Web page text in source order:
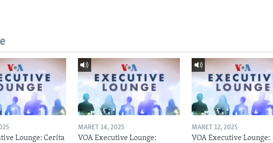
Lounge: Cerita
MARET 14, 2025
VOA Executive Lounge:
MARET 12, 2025
VOA Executive Lounge: